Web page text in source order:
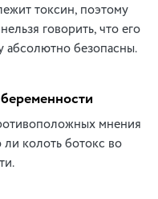
токсин, поэтому
говорить, что его
абсолютно безопасны.
мнения
ли колоть ботокс во